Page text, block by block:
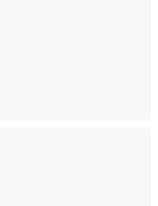
…
dökülmeye başladı
…